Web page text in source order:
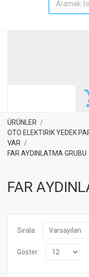
ÜRÜNLER
OTO ELEKTİRİK YEDEK
VAR
FAR AYDINLATMA GRUBU
FAR
Sırala:
Göster: